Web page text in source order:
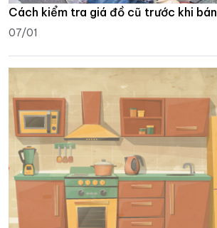
Cách kiểm tra giá đồ cũ trước khi bán
07/01